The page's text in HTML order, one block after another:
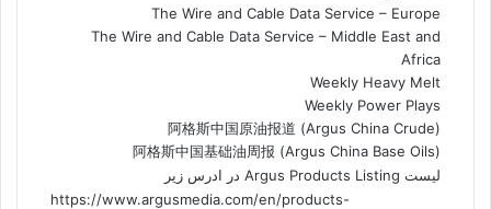
The Wire and Cable Data Service – Europe
The Wire and Cable Data Service – Middle East and
Africa
Weekly Heavy Melt
Weekly Power Plays
阿格斯中国原油报道 (Argus China Crude)
阿格斯中国基础油周报 (Argus China Base Oils)
لیست Argus Products Listing در ادرس زیر
https://www.argusmedia.com/en/products-